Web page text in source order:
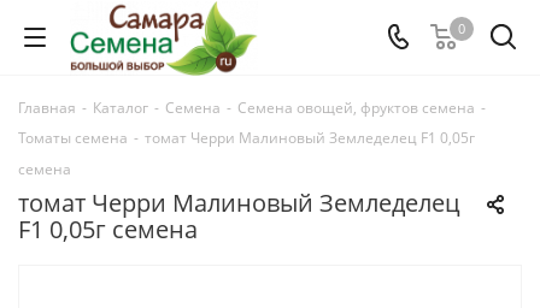
0
Главная - Каталог - Семена - Семена овощей, фруктов семена -
Томаты семена - томат Черри Малиновый Земледелец F1 0,05г
семена
томат Черри Малиновый Земледелец
F1 0,05г семена